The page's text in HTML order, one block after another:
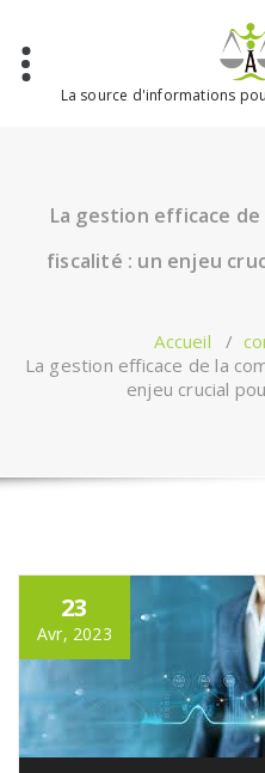
contenu
La source d'informations
La gestion efficace
fiscalité : un enjeu
Accueil /
La gestion efficace de la
enjeu crucial
23
Avr, 2023